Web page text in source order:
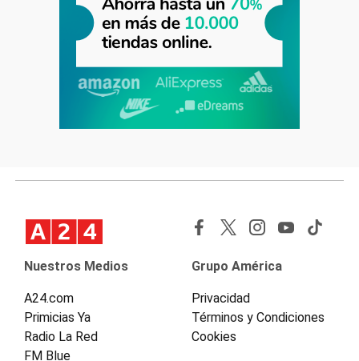
Nuestros Medios
A24.com
Primicias Ya
Radio La Red
FM Blue
Grupo América
Privacidad
Términos y Condiciones
Cookies